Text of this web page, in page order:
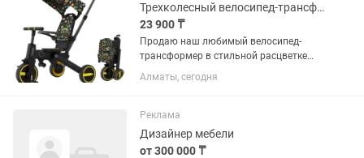
Трехколесный велосипед-трансформер Teknum SL168 (Космос)
23 900 ₸
Продаю наш любимый велосипед-
трансформер в стильной расцветке
«Космос». Идеальный вариант для
активных родителей и детей от 1 до 4
Сначала используете как...
Алматы, сегодня
Реклама
Дизайнер мебели
от 300 000 ₸